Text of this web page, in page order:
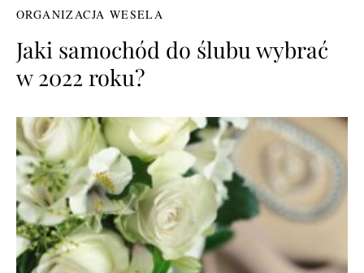
ORGANIZACJA WESELA
Jaki samochód do ślubu wybrać
w 2022 roku?